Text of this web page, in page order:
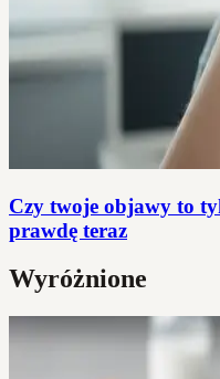
Czy twoje objawy to
prawdę teraz
Wyróżnione